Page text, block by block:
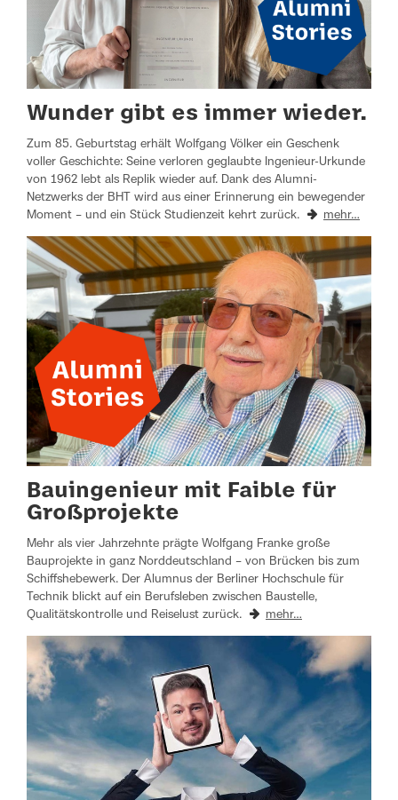
Wunder gibt es immer wieder.
Zum 85. Geburtstag erhält Wolfgang Völker ein Geschenk
voller Geschichte: Seine verloren geglaubte Ingenieur-Urkunde
von 1962 lebt als Replik wieder auf. Dank des Alumni-
Netzwerks der BHT wird aus einer Erinnerung ein bewegender
Moment – und ein Stück Studienzeit kehrt zurück.
mehr…
Bauingenieur mit Faible für
Großprojekte
Mehr als vier Jahrzehnte prägte Wolfgang Franke große
Bauprojekte in ganz Norddeutschland – von Brücken bis zum
Schiffshebewerk. Der Alumnus der Berliner Hochschule für
Technik blickt auf ein Berufsleben zwischen Baustelle,
Qualitätskontrolle und Reiselust zurück.
mehr…